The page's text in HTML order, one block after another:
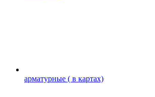
арматурные ( в картах)